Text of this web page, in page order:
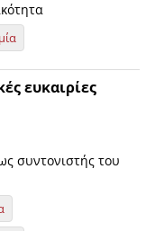
ευκαιρίες
συντονιστής του